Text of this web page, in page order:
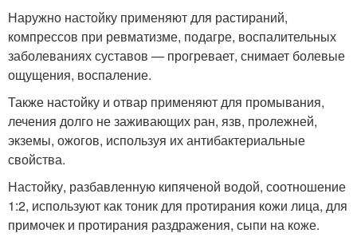
Наружно настойку применяют для растираний,
компрессов при ревматизме, подагре, воспалительных
заболеваниях суставов — прогревает, снимает болевые
ощущения, воспаление.
Также настойку и отвар применяют для промывания,
лечения долго не заживающих ран, язв, пролежней,
экземы, ожогов, используя их антибактериальные
свойства.
Настойку, разбавленную кипяченой водой, соотношение
1:2, используют как тоник для протирания кожи лица, для
примочек и протирания раздражения, сыпи на коже.